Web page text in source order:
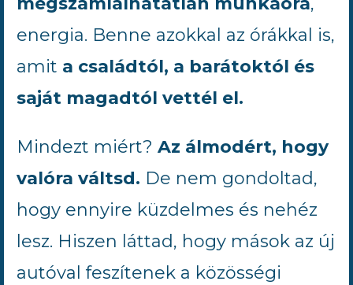
energia. Benne azokkal az órákkal is,
amit a családtól, a barátoktól és
saját magadtól vettél el.
Mindezt miért? Az álmodért, hogy
valóra váltsd. De nem gondoltad,
hogy ennyire küzdelmes és nehéz
lesz. Hiszen láttad, hogy mások az új
autóval feszítenek a közösségi